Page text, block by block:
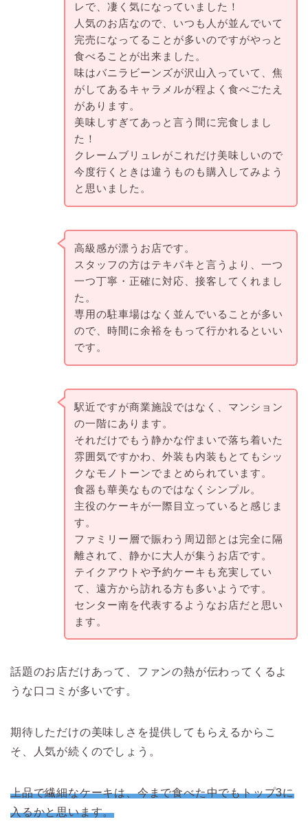
レで、 凄く気になっていました！
人気のお店なので、いつも人が並んでいて
完売になってることが多いのですがやっと
食べることが出来ました。
味はバニラビーンズが沢山入っていて、 焦
がしてあるキャラメルが程よく 食べごたえ
があります。
美味しすぎてあっと言う間に完食しまし
た！
クレームブリュレがこれだけ美味しいので
今度行くときは違うものも購入してみよう
と思いました。
高級感が漂うお店です。
スタッフの方はテキパキと言うより、 一つ
一つ丁寧・ 正確に対応、接客してくれまし
た。
専用の駐車場はなく 並んでいることが多い
ので、時間に余裕をもって行かれるといい
です。
駅近ですが商業施設ではなく、マンション
の一階にあります。
それだけでもう静かな佇まいで落ち着いた
雰囲気ですかわ、外装も内装もとてもシッ
クなモノトーンでまとめられています。
食器も華美なものではなくシンプル。
主役のケーキが一際目立っていると感じま
す。
ファミリー層で賑わう周辺部とは完全に隔
離されて、静かに大人が集うお店です。
テイクアウトや予約ケーキも充実してい
て、遠方から訪れる方も多いようです。
センター南を代表するようなお店だと思い
ます。
話題のお店だけあって、ファンの熱が伝わってくるよ
うな口コミが多いです。
期待しただけの美味しさを提供してもらえるからこ
そ、人気が続くのでしょう。
上品で繊細なケーキは、今まで食べた中でもトップ3に
入るかと思います。